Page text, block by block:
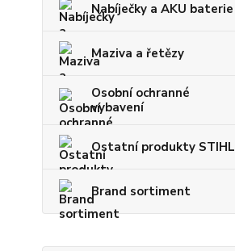
Nabíječky a AKU baterie
Maziva a řetězy
Osobní ochranné
vybavení
Ostatní produkty STIHL
Brand sortiment